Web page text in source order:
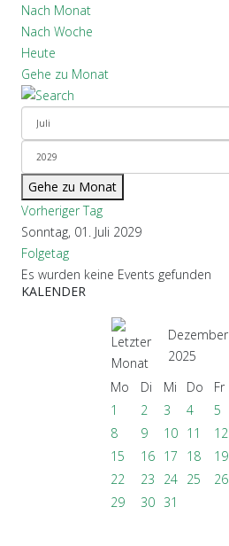
Nach Monat
Nach Woche
Heute
Gehe zu Monat
Gehe zu Monat
Vorheriger Tag
Sonntag, 01. Juli 2029
Folgetag
Es wurden keine Events gefunden
KALENDER
Dezember
2025
Mo
Di Mi Do Fr
1
2 3 4 5
8
9 10 11 12
15
16 17 18 19
22
23 24 25 26
29
30 31